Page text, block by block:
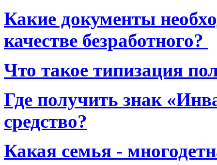
Какие документы
качестве безработного?
Что такое типизация
Где получить знак
средство?
Какая семья -